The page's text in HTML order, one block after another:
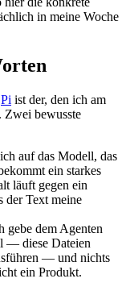
in meine Woche
Pi ist der, den ich am
Zwei bewusste
auf das Modell, das
ein starkes
läuft gegen ein
der Text meine
gebe dem Agenten
— diese Dateien
— und nichts
ein Produkt.